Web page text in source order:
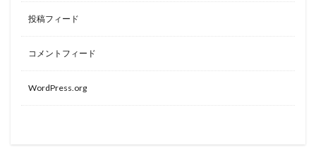
投稿フィード
コメントフィード
WordPress.org